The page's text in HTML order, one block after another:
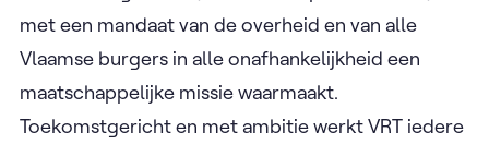
met een mandaat van de overheid en van alle
Vlaamse burgers in alle onafhankelijkheid een
maatschappelijke missie waarmaakt.
Toekomstgericht en met ambitie werkt VRT iedere